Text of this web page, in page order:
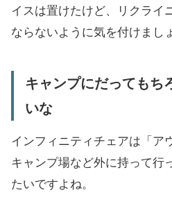
イスは置けたけど、リクライ
ならないように気を付けまし
キャンプにだってもち
いな
インフィニティチェアは「ア
キャンプ場など外に持って行
たいですよね。